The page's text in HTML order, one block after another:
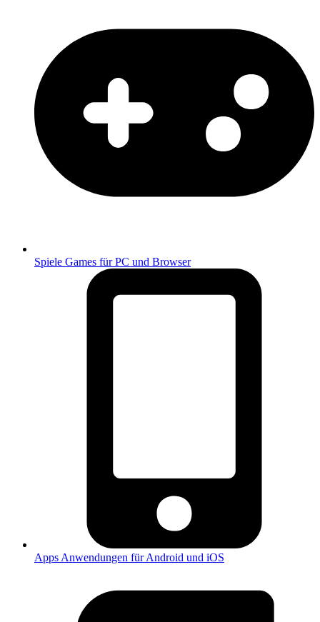
Spiele Games für PC und Browser
Apps Anwendungen für Android und iOS